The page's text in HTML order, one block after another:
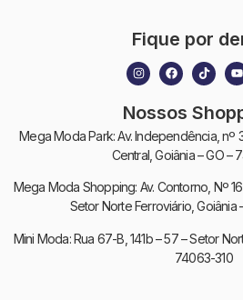
Fique por
Nossos
Mega Moda Park: Av. Independência, nº
Central, Goiânia – GO –
Mega Moda Shopping: Av. Contorno, Nº
Setor Norte Ferroviário, Goiânia
Mini Moda: Rua 67-B, 141b – 57 – Setor
74063-310